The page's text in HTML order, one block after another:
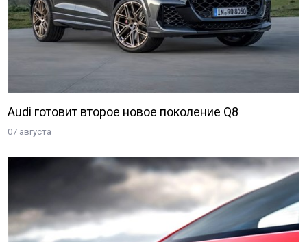
Audi готовит второе новое поколение Q8
07 августа